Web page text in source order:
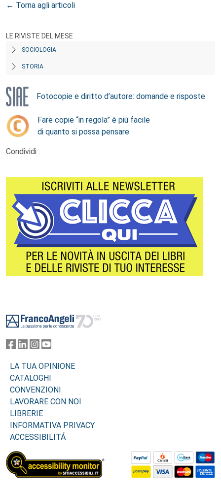
← Torna agli articoli
LE RIVISTE DEL MESE
SOCIOLOGIA
STORIA
Fotocopie e diritto d’autore: domande e risposte
Fare copie “in regola” è più facile
di quanto si possa pensare
Condividi :
LA TUA OPINIONE
CATALOGHI
CONVENZIONI
LAVORARE CON NOI
LIBRERIE
INFORMATIVA PRIVACY
ACCESSIBILITÁ